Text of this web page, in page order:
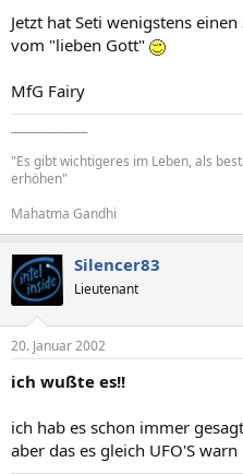
Jetzt hat Seti wenigstens einen
vom "lieben Gott"
MfG Fairy
"Es gibt wichtigeres im Leben, als
erhöhen"
Mahatma Gandhi
Silencer83
Lieutenant
20. Januar 2002
ich wußte es!!
ich hab es schon immer
aber das es gleich UFO'S warn